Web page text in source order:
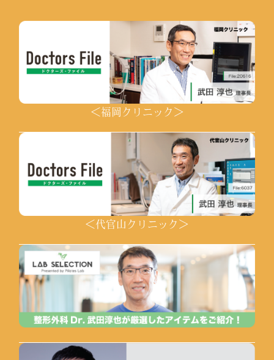
＜福岡クリニック＞
＜代官山クリニック＞